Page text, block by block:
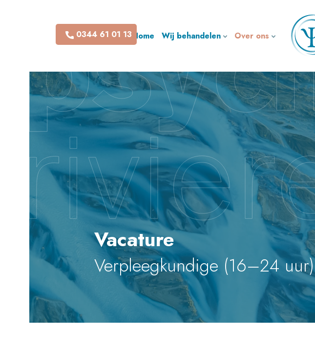
0344 61 01 13 Home Wij behandelen Over ons
Vacature
Verpleegkundige (16–24 uur)